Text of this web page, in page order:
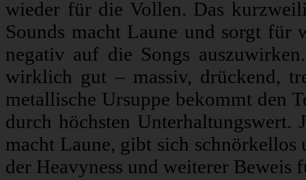
wieder für die Vollen. Das
Sounds macht Laune und sorgt für
negativ auf die Songs
wirklich gut – massiv, drückend,
metallische Ursuppe bekommt den
durch höchsten Unterhaltungswert.
macht Laune, gibt sich
der Heavyness und weiterer Beweis